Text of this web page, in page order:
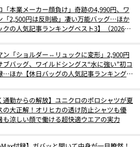
「本業メーカー顔負け」奇跡の4,990円、ワ
「2,500円は反則級」凄い万能バッグ…ほか
クの人気記事ランキングベスト3】（2026年
ン「ショルダー⇔リュックに変形」2,900円
ブバッグ、ワイルドシングス“水に強い”初コ
…ほか【休日バッグの人気記事ランキングベ
通勤からの解放】ユニクロのポロシャツが夏
の大正解！オリヒカの透け防止シャツも優
も涼しい顔で働ける超快適ウエアの実力